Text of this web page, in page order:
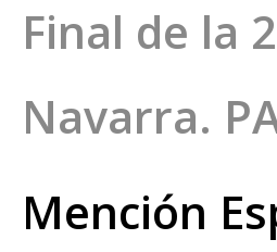
Final de la
Navarra.
Mención